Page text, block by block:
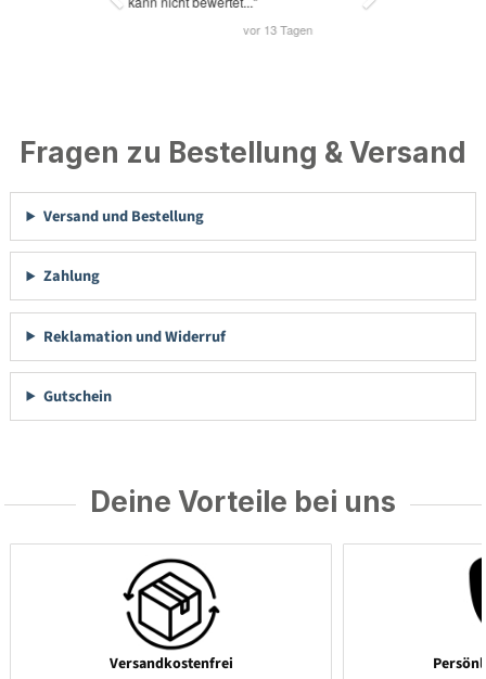
Fragen zu Bestellung & Versand
Versand und Bestellung
Zahlung
Reklamation und Widerruf
Gutschein
Deine Vorteile bei uns
Versandkostenfrei